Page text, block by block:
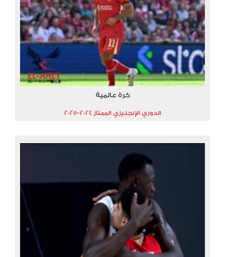
كرة عالمية
الدوري الإنجليزي الممتاز 2024-2025